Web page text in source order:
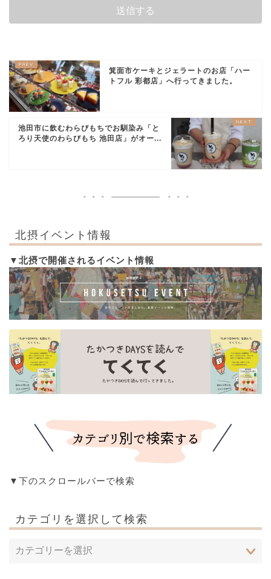
箕面市ケーキとジェラートのお店「ハー
トフル 彩都店」へ行ってきました。
池田市に飲むわらびもちでお馴染み「と
ろり天使のわらびもち 池田店」がオー...
北摂イベント情報
▼北摂で開催されるイベント情報
▼下のスクロールバーで検索
カテゴリを選択して検索